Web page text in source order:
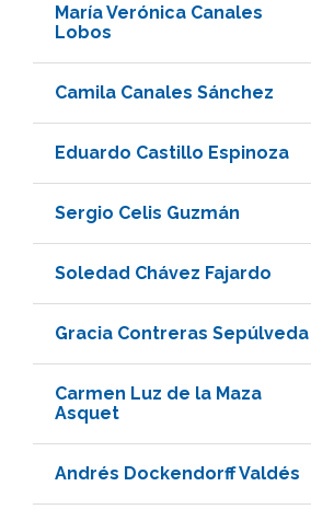
María Verónica Canales
Lobos
Camila Canales Sánchez
Eduardo Castillo Espinoza
Sergio Celis Guzmán
Soledad Chávez Fajardo
Gracia Contreras Sepúlveda
Carmen Luz de la Maza
Asquet
Andrés Dockendorff Valdés